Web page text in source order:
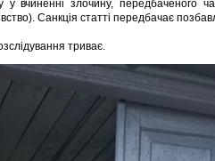
у вчиненні злочину, передбаченого
Санкція статті передбачає
триває.